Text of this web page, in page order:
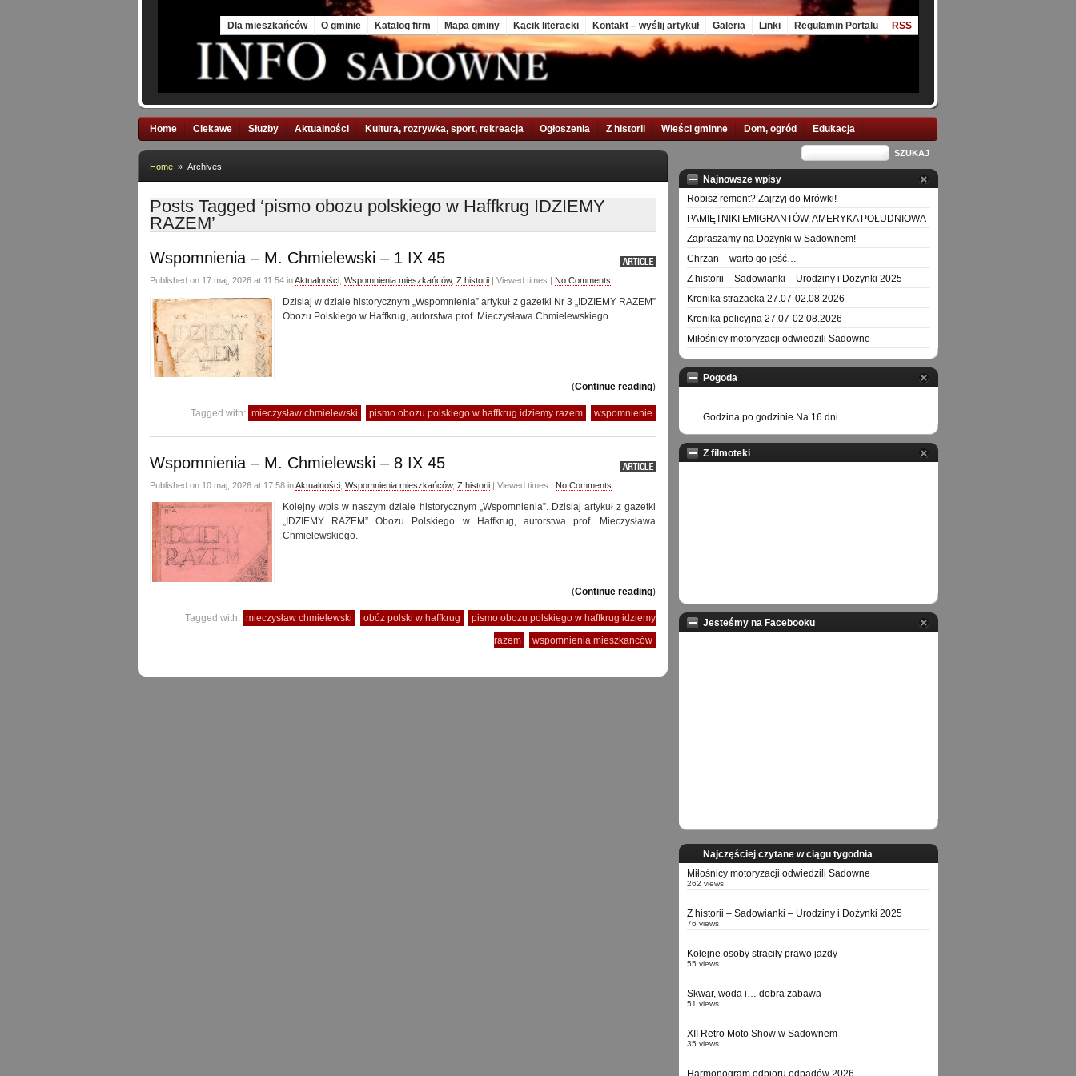
Dla mieszkańców O gminie Katalog firm Mapa gminy Kącik literacki Kontakt – wyślij artykuł Galeria Linki Regulamin Portalu RSS
Home Ciekawe Służby Aktualności Kultura, rozrywka, sport, rekreacja Ogłoszenia Z historii Wieści gminne Dom, ogród Edukacja
Home » Archives
Posts Tagged ‘pismo obozu polskiego w Haffkrug IDZIEMY
RAZEM’
Wspomnienia – M. Chmielewski – 1 IX 45
Published on 17 maj, 2026 at 11:54 inAktualności Wspomnienia mieszkańców, Z historii | Viewed times | No Comments
Dzisiaj w dziale historycznym „Wspomnienia” artykuł z gazetki Nr 3 „IDZIEMY RAZEM”
Obozu Polskiego w Haffkrug, autorstwa prof. Mieczysława Chmielewskiego.
(Continue reading)
Tagged with: mieczysław chmielewski pismo obozu polskiego w haffkrug idziemy razem wspomnienie
Wspomnienia – M. Chmielewski – 8 IX 45
Published on 10 maj, 2026 at 17:58 inAktualności Wspomnienia mieszkańców, Z historii | Viewed times | No Comments
Kolejny wpis w naszym dziale historycznym „Wspomnienia”. Dzisiaj artykuł z gazetki
„IDZIEMY RAZEM” Obozu Polskiego w Haffkrug, autorstwa prof. Mieczysława
Chmielewskiego.
(Continue reading)
Tagged with: mieczysław chmielewski obóz polski w haffkrug
pismo obozu polskiego w haffkrug idziemy
razem
wspomnienia mieszkańców
Najnowsze wpisy
Robisz remont? Zajrzyj do Mrówki!
PAMIĘTNIKI EMIGRANTÓW. AMERYKA POŁUDNIOWA
Zapraszamy na Dożynki w Sadownem!
Chrzan – warto go jeść…
Z historii – Sadowianki – Urodziny i Dożynki 2025
Kronika strażacka 27.07-02.08.2026
Kronika policyjna 27.07-02.08.2026
Miłośnicy motoryzacji odwiedzili Sadowne
Pogoda
Godzina po godzinie Na 16 dni
Z filmoteki
Jesteśmy na Facebooku
Najczęściej czytane w ciągu tygodnia
Miłośnicy motoryzacji odwiedzili Sadowne
262 views
Z historii – Sadowianki – Urodziny i Dożynki 2025
76 views
Kolejne osoby straciły prawo jazdy
55 views
Skwar, woda i… dobra zabawa
51 views
XII Retro Moto Show w Sadownem
35 views
Harmonogram odbioru odpadów 2026